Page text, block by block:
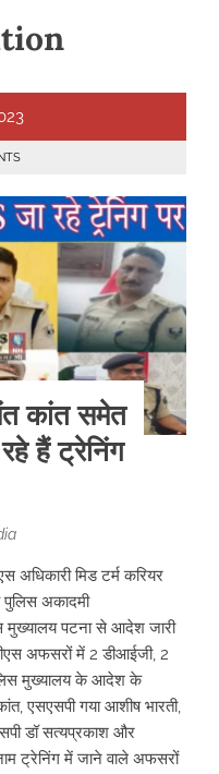
कांत समेत
हैं ट्रेनिंग
अधिकारी मिड टर्म करियर
पुलिस अकादमी
मुख्यालय पटना से आदेश जारी
अफसरों में 2 डीआईजी, 2
मुख्यालय के आदेश के
एसएसपी गया आशीष भारती,
डॉ सत्यप्रकाश और
ट्रेनिंग में जाने वाले अफसरों